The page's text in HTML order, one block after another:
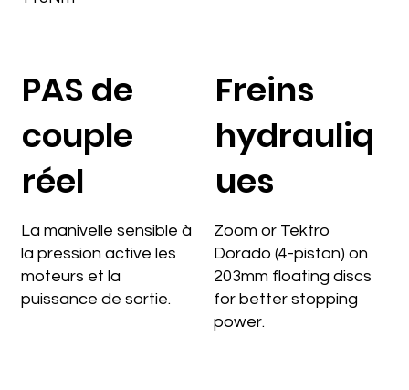
PAS de
couple
réel
La manivelle sensible à
la pression active les
moteurs et la
puissance de sortie.
Freins
hydrauliq
ues
Zoom or Tektro
Dorado (4-piston) on
203mm floating discs
for better stopping
power.